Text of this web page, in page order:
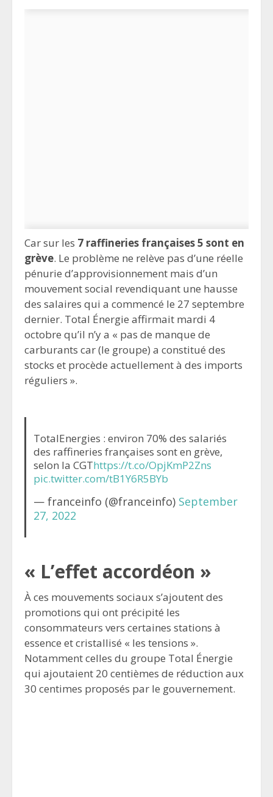
Car sur les 7 raffineries françaises 5 sont en
grève. Le problème ne relève pas d’une réelle
pénurie d’approvisionnement mais d’un
mouvement social revendiquant une hausse
des salaires qui a commencé le 27 septembre
dernier. Total Énergie affirmait mardi 4
octobre qu’il n’y a « pas de manque de
carburants car (le groupe) a constitué des
stocks et procède actuellement à des imports
réguliers ».
TotalEnergies : environ 70% des salariés
des raffineries françaises sont en grève,
selon la CGThttps://t.co/OpjKmP2Zns
pic.twitter.com/tB1Y6R5BYb
— franceinfo (@franceinfo) September
27, 2022
« L’effet accordéon »
À ces mouvements sociaux s’ajoutent des
promotions qui ont précipité les
consommateurs vers certaines stations à
essence et cristallisé « les tensions ».
Notamment celles du groupe Total Énergie
qui ajoutaient 20 centièmes de réduction aux
30 centimes proposés par le gouvernement.